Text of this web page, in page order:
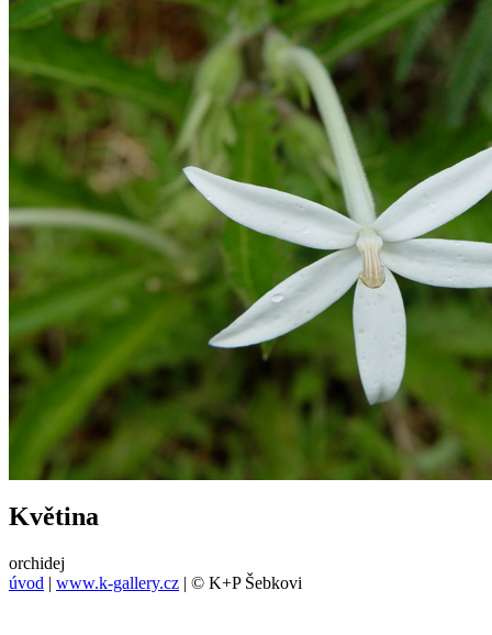
Květina
orchidej
úvod | www.k-gallery.cz | © K+P Šebkovi